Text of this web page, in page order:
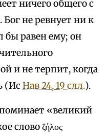
ничего общего с
Бог не ревнует ни к
бы равен ему; он
и не терпит, когда
(ИсНав 24, 19 слл.).
«великий
слово ζήλος